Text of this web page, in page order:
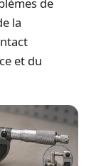
la
et du